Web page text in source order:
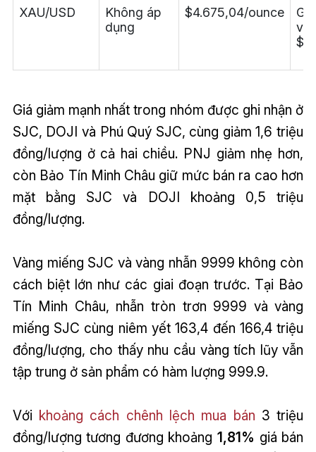
XAU/USD
Không áp
dụng
$4.675,04/ounce
với
Giá giảm mạnh nhất trong nhóm được ghi nhận ở
SJC, DOJI và Phú Quý SJC, cùng giảm 1,6 triệu
đồng/lượng ở cả hai chiều. PNJ giảm nhẹ hơn,
còn Bảo Tín Minh Châu giữ mức bán ra cao hơn
mặt bằng SJC và DOJI khoảng 0,5 triệu
đồng/lượng.
Vàng miếng SJC và vàng nhẫn 9999 không còn
cách biệt lớn như các giai đoạn trước. Tại Bảo
Tín Minh Châu, nhẫn tròn trơn 9999 và vàng
miếng SJC cùng niêm yết 163,4 đến 166,4 triệu
đồng/lượng, cho thấy nhu cầu vàng tích lũy vẫn
tập trung ở sản phẩm có hàm lượng 999.9.
Với khoảng cách chênh lệch mua bán 3 triệu
đồng/lượng tương đương khoảng1,81% giá bán